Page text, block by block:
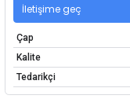
İletişime geç
Çap
Kalite
Tedarikçi